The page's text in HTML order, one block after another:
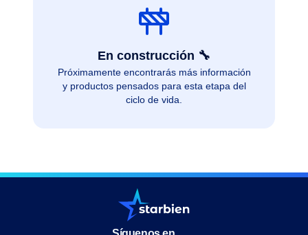
En construcción 🔧
Próximamente encontrarás más información
y productos pensados para esta etapa del
ciclo de vida.